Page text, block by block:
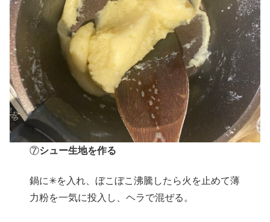
⑦シュー生地を作る
鍋に✳︎を入れ、ぼこぼこ沸騰したら火を止めて薄
力粉を一気に投入し、ヘラで混ぜる。